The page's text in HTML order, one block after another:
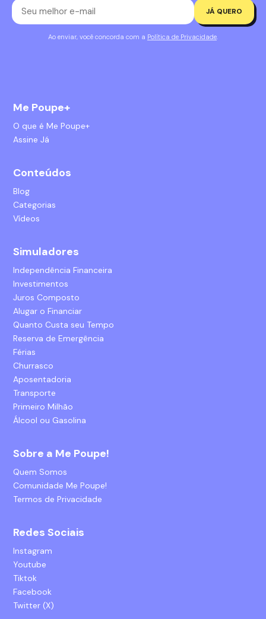
JÁ QUERO
Ao enviar, você concorda com a Política de Privacidade.
Me Poupe+
O que é Me Poupe+
Assine Já
Conteúdos
Blog
Categorias
Vídeos
Simuladores
Independência Financeira
Investimentos
Juros Composto
Alugar o Financiar
Quanto Custa seu Tempo
Reserva de Emergência
Férias
Churrasco
Aposentadoria
Transporte
Primeiro Milhão
Álcool ou Gasolina
Sobre a Me Poupe!
Quem Somos
Comunidade Me Poupe!
Termos de Privacidade
Redes Sociais
Instagram
Youtube
Tiktok
Facebook
Twitter (X)